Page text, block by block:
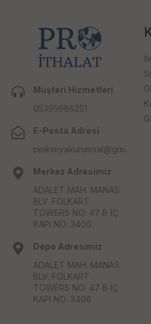
Müşteri Hizmetleri
05395986251
E-Posta Adresi
piokimyakurumsal@gmail.com
Merkez Adresimiz
ADALET MAH. MANAS
BLV. FOLKART
TOWERS NO: 47 B İÇ
KAPI NO: 3406
Depo Adresimiz
ADALET MAH. MANAS
BLV. FOLKART
TOWERS NO: 47 B İÇ
KAPI NO: 3406